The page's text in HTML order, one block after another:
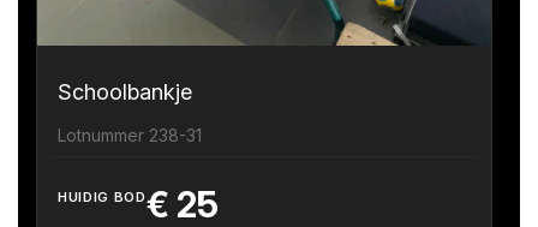
Schoolbankje
Lotnummer 238-31
HUIDIG BOD€ 25